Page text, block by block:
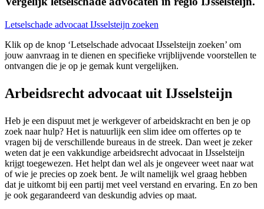
Letselschade advocaat IJsselsteijn zoeken
Klik op de knop ‘Letselschade advocaat IJsselsteijn zoeken’ om
jouw aanvraag in te dienen en specifieke vrijblijvende voorstellen te
ontvangen die je op je gemak kunt vergelijken.
Arbeidsrecht advocaat uit IJsselsteijn
Heb je een dispuut met je werkgever of arbeidskracht en ben je op
zoek naar hulp? Het is natuurlijk een slim idee om offertes op te
vragen bij de verschillende bureaus in de streek. Dan weet je zeker
weten dat je een vakkundige arbeidsrecht advocaat in IJsselsteijn
krijgt toegewezen. Het helpt dan wel als je ongeveer weet naar wat
of wie je precies op zoek bent. Je wilt namelijk wel graag hebben
dat je uitkomt bij een partij met veel verstand en ervaring. En zo ben
je ook gegarandeerd van deskundig advies op maat.